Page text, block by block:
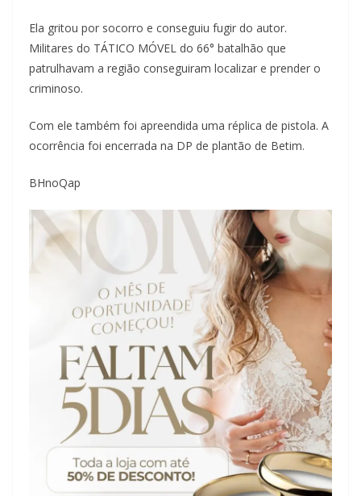
Ela gritou por socorro e conseguiu fugir do autor.
Militares do TÁTICO MÓVEL do 66° batalhão que
patrulhavam a região conseguiram localizar e prender o
criminoso.
Com ele também foi apreendida uma réplica de pistola. A
ocorrência foi encerrada na DP de plantão de Betim.
BHnoQap